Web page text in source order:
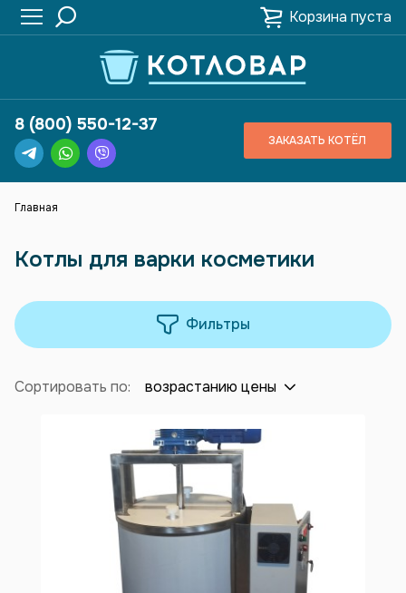
Корзина пуста
8 (800) 550-12-37
ЗАКАЗАТЬ КОТЁЛ
Главная
Котлы для варки косметики
Фильтры
Сортировать по: возрастанию цены